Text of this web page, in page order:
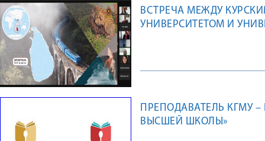
ВСТРЕЧА МЕЖДУ
УНИВЕРСИТЕТОМ И
ПРЕПОДАВАТЕЛЬ КГМУ
ВЫСШЕЙ ШКОЛЫ»